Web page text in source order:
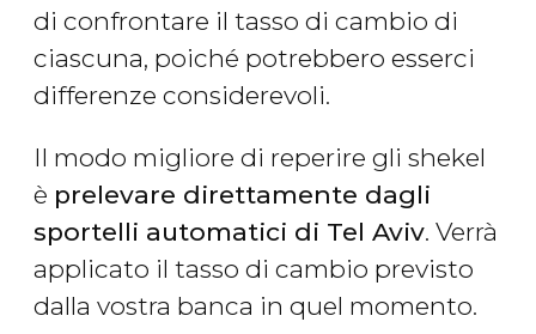
di confrontare il tasso di cambio di
ciascuna, poiché potrebbero esserci
differenze considerevoli.
Il modo migliore di reperire gli shekel
è prelevare direttamente dagli
sportelli automatici di Tel Aviv. Verrà
applicato il tasso di cambio previsto
dalla vostra banca in quel momento.